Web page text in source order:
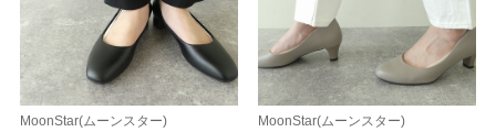
MoonStar(ムーンスター)
MoonStar(ムーンスター)